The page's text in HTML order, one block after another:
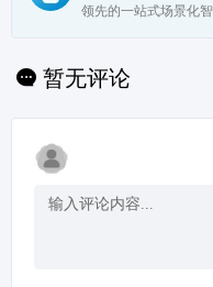
领先的一站式场景化智
的在线音视频需求，基
于强大的云边一体化能
暂无评论